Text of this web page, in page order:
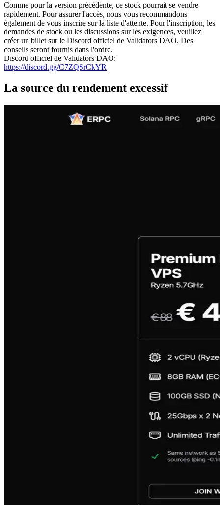
Comme pour la version précédente, ce stock pourrait se vendre
rapidement. Pour assurer l'accès, nous vous recommandons
également de vous inscrire sur la liste d'attente. Pour l'inscription, les
demandes de stock ou les discussions sur les exigences, veuillez
créer un billet sur le Discord officiel de Validators DAO. Des
conseils seront fournis dans l'ordre.
Discord officiel de Validators DAO:
https://discord.gg/C7ZQSrCkYR
La source du rendement excessif